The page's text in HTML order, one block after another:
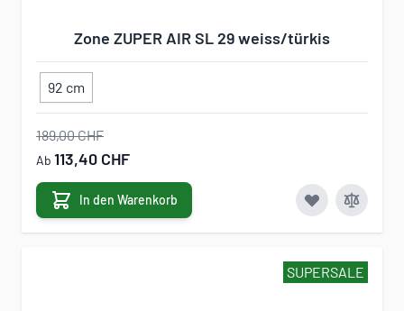
Zone ZUPER AIR SL 29 weiss/türkis
92 cm
189,00 CHF
Ab 113,40 CHF
In den Warenkorb
SUPERSALE